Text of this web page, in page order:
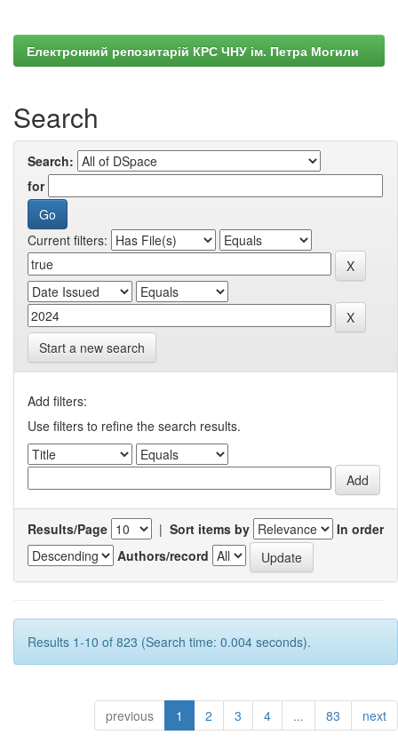
Електронний репозитарій КРС ЧНУ ім. Петра Могили
Search
Search:
for
Current filters:
Start a new search
Add filters:
Use filters to refine the search results.
Results/Page | Sort items by
In order
Authors/record
Results 1-10 of 823 (Search time: 0.004 seconds).
previous 1 2 3 4 ... 83 next